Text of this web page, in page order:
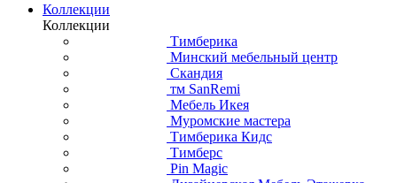
Коллекции
Коллекции
Тимберика
Минский мебельный центр
Скандия
тм SanRemi
Мебель Икея
Муромские мастера
Тимберика Кидс
Тимберс
Pin Magic